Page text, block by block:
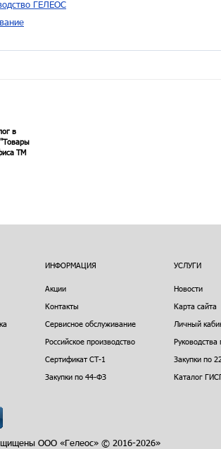
ГЕЛЕОС
в
ТМ
ИНФОРМАЦИЯ
Акции
Контакты
Сервисное обслуживание
Российское производство
Сертификат СТ-1
Закупки по 44-ФЗ
УСЛУГИ
Новости
Карта сайта
Личный
Закупки по
Каталог
ООО «Гелеос» © 2016-2026»